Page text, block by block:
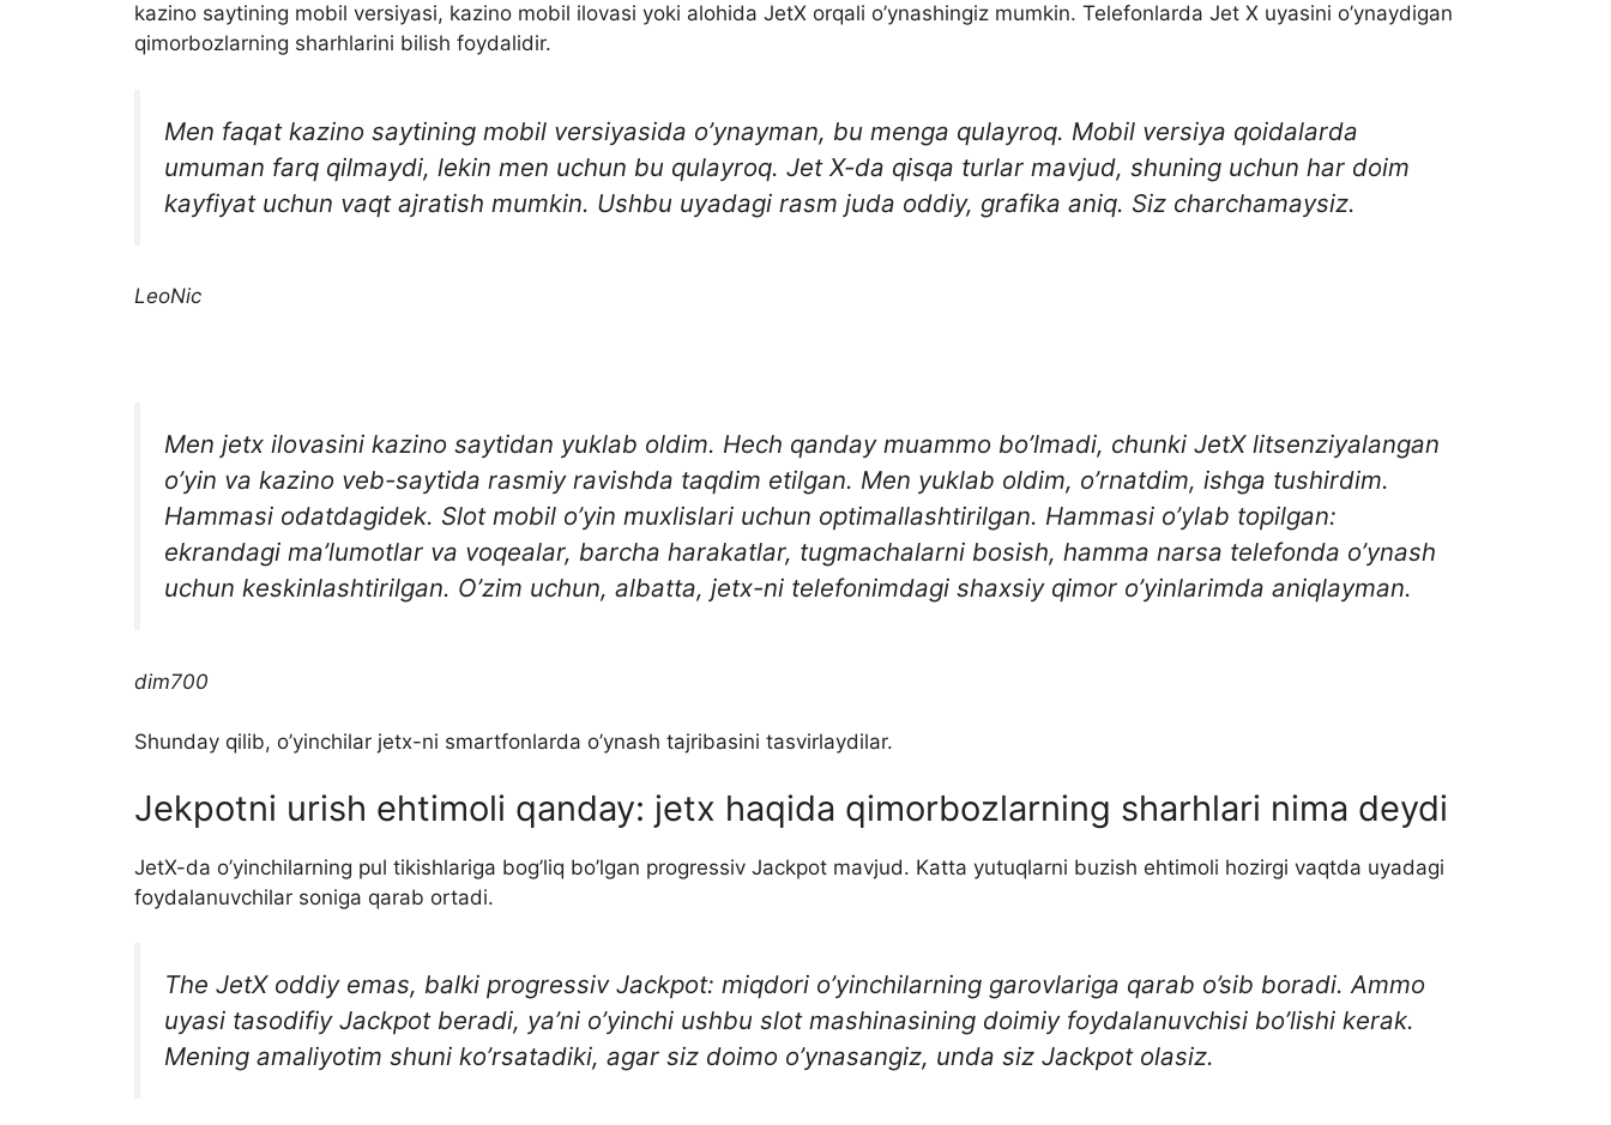
kazino saytining mobil versiyasi, kazino mobil ilovasi yoki alohida JetX orqali o’ynashingiz mumkin. Telefonlarda Jet X uyasini o’ynaydigan
qimorbozlarning sharhlarini bilish foydalidir.
Men faqat kazino saytining mobil versiyasida o’ynayman, bu menga qulayroq. Mobil versiya qoidalarda
umuman farq qilmaydi, lekin men uchun bu qulayroq. Jet X-da qisqa turlar mavjud, shuning uchun har doim
kayfiyat uchun vaqt ajratish mumkin. Ushbu uyadagi rasm juda oddiy, grafika aniq. Siz charchamaysiz.
LeoNic
Men jetx ilovasini kazino saytidan yuklab oldim. Hech qanday muammo bo’lmadi, chunki JetX litsenziyalangan
o’yin va kazino veb-saytida rasmiy ravishda taqdim etilgan. Men yuklab oldim, o’rnatdim, ishga tushirdim.
Hammasi odatdagidek. Slot mobil o’yin muxlislari uchun optimallashtirilgan. Hammasi o’ylab topilgan:
ekrandagi ma’lumotlar va voqealar, barcha harakatlar, tugmachalarni bosish, hamma narsa telefonda o’ynash
uchun keskinlashtirilgan. O’zim uchun, albatta, jetx-ni telefonimdagi shaxsiy qimor o’yinlarimda aniqlayman.
dim700
Shunday qilib, o’yinchilar jetx-ni smartfonlarda o’ynash tajribasini tasvirlaydilar.
Jekpotni urish ehtimoli qanday: jetx haqida qimorbozlarning sharhlari nima deydi
JetX-da o’yinchilarning pul tikishlariga bog’liq bo’lgan progressiv Jackpot mavjud. Katta yutuqlarni buzish ehtimoli hozirgi vaqtda uyadagi
foydalanuvchilar soniga qarab ortadi.
The JetX oddiy emas, balki progressiv Jackpot: miqdori o’yinchilarning garovlariga qarab o’sib boradi. Ammo
uyasi tasodifiy Jackpot beradi, ya’ni o’yinchi ushbu slot mashinasining doimiy foydalanuvchisi bo’lishi kerak.
Mening amaliyotim shuni ko’rsatadiki, agar siz doimo o’ynasangiz, unda siz Jackpot olasiz.